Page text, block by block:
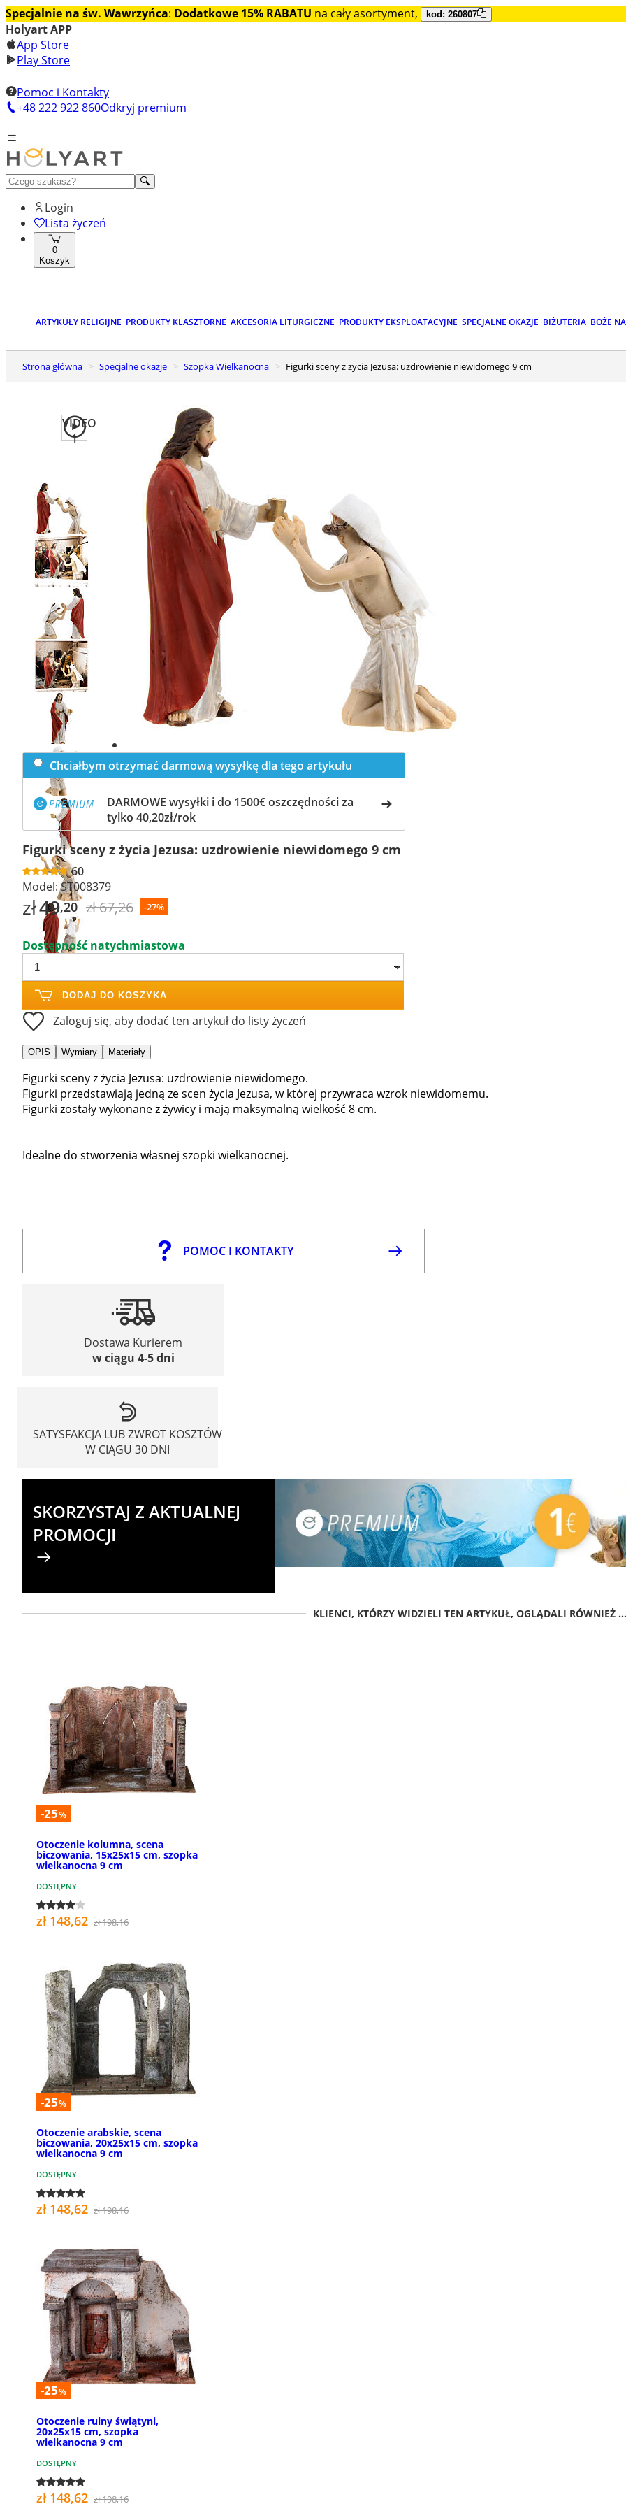
Specjalnie na św. Wawrzyńca: Dodatkowe 15% RABATU na cały asortyment, kod: 260807
Holyart APP
App Store
Play Store
Pomoc i Kontakty
+48 222 922 860Odkryj premium
Login
Lista życzeń
0
Koszyk
ARTYKUŁY RELIGIJNE PRODUKTY KLASZTORNE AKCESORIA LITURGICZNE PRODUKTY EKSPLOATACYJNE SPECJALNE OKAZJE BIŻUTERIA BOŻE
Strona główna Specjalne okazje Szopka Wielkanocna Figurki sceny z życia Jezusa: uzdrowienie niewidomego 9 cm
VIDEO
1
Previous
slide
Next
slide
Chciałbym otrzymać darmową wysyłkę dla tego artykułu
DARMOWE wysyłki i do 1500€ oszczędności za
tylko 40,20zł/rok
Figurki sceny z życia Jezusa: uzdrowienie niewidomego 9 cm
60
Model: ST008379
zł49,20 zł 67,26 -27%
Dostępność natychmiastowa
DODAJ DO KOSZYKA
Zaloguj się, aby dodać ten artykuł do listy życzeń
OPIS Wymiary Materiały
Figurki sceny z życia Jezusa: uzdrowienie niewidomego.
Figurki przedstawiają jedną ze scen życia Jezusa, w której przywraca wzrok niewidomemu.
Figurki zostały wykonane z żywicy i mają maksymalną wielkość 8 cm.
Idealne do stworzenia własnej szopki wielkanocnej.
POMOC I KONTAKTY
Dostawa Kurierem
w ciągu 4-5 dni
SATYSFAKCJA LUB ZWROT KOSZTÓW
W CIĄGU 30 DNI
SKORZYSTAJ Z AKTUALNEJ
PROMOCJI
KLIENCI, KTÓRZY WIDZIELI TEN ARTYKUŁ, OGLĄDALI RÓWNIEŻ ...
-25%
Otoczenie kolumna, scena
biczowania, 15x25x15 cm, szopka
wielkanocna 9 cm
DOSTĘPNY
zł 148,62 zł 198,16
-25%
Otoczenie arabskie, scena
biczowania, 20x25x15 cm, szopka
wielkanocna 9 cm
DOSTĘPNY
zł 148,62 zł 198,16
-25%
Otoczenie ruiny świątyni,
20x25x15 cm, szopka
wielkanocna 9 cm
DOSTĘPNY
zł 148,62 zł 198,16